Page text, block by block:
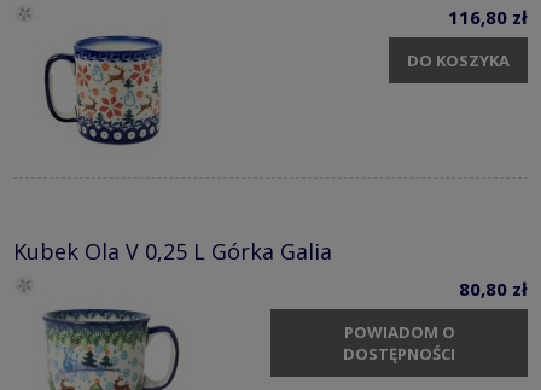
116,80 zł
DO KOSZYKA
Kubek Ola V 0,25 L Górka Galia
80,80 zł
POWIADOM O
DOSTĘPNOŚCI